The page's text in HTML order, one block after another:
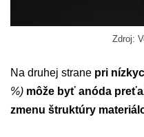
Zdroj:
Na druhej strane pri
%) môže byť anóda
zmenu štruktúry